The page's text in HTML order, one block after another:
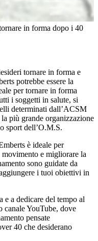
in forma dopo i 40
tornare in forma e
potrebbe essere la
per tornare in forma
i soggetti in salute, si
determinati dall’ACSM
più grande organizzazione
sport dell’O.M.S.
è ideale per
e migliorare la
sono guidate da
i tuoi obiettivi in
e a dedicare del tempo al
canale YouTube, dove
pensate
40 che desiderano